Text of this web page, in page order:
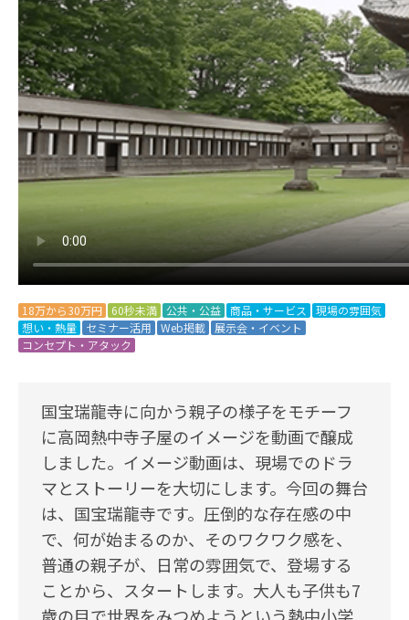
18万から30万円 60秒未満 公共・公益 商品・サービス
現場の雰囲気
想い・熱量
セミナー活用 Web掲載
展示会・イベント
コンセプト・アタック
国宝瑞龍寺に向かう親子の様子をモチーフ
に高岡熱中寺子屋のイメージを動画で醸成
しました。イメージ動画は、現場でのドラ
マとストーリーを大切にします。今回の舞台
は、国宝瑞龍寺です。圧倒的な存在感の中
で、何が始まるのか、そのワクワク感を、
普通の親子が、日常の雰囲気で、登場する
ことから、スタートします。大人も子供も7
歳の目で世界をみつめようという熱中小学